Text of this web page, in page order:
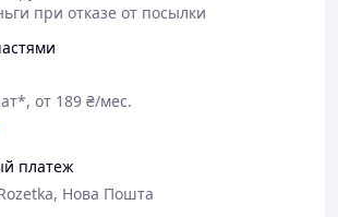
при отказе от посылки
от 189 ₴/мес.
платеж
Нова Пошта